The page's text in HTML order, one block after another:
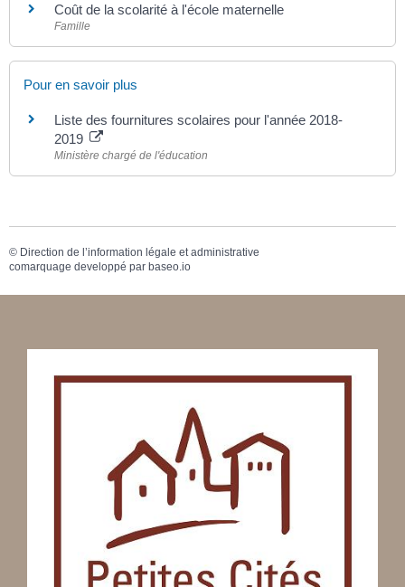
Coût de la scolarité à l'école maternelle
Famille
Pour en savoir plus
Liste des fournitures scolaires pour l'année 2018-
2019
Ministère chargé de l'éducation
© Direction de l’information légale et administrative
comarquage developpé par baseo.io